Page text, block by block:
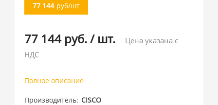
77 144 руб/шт
77 144 руб./ шт.
Цена указана с
НДС
Полное описание
Производитель CISCO